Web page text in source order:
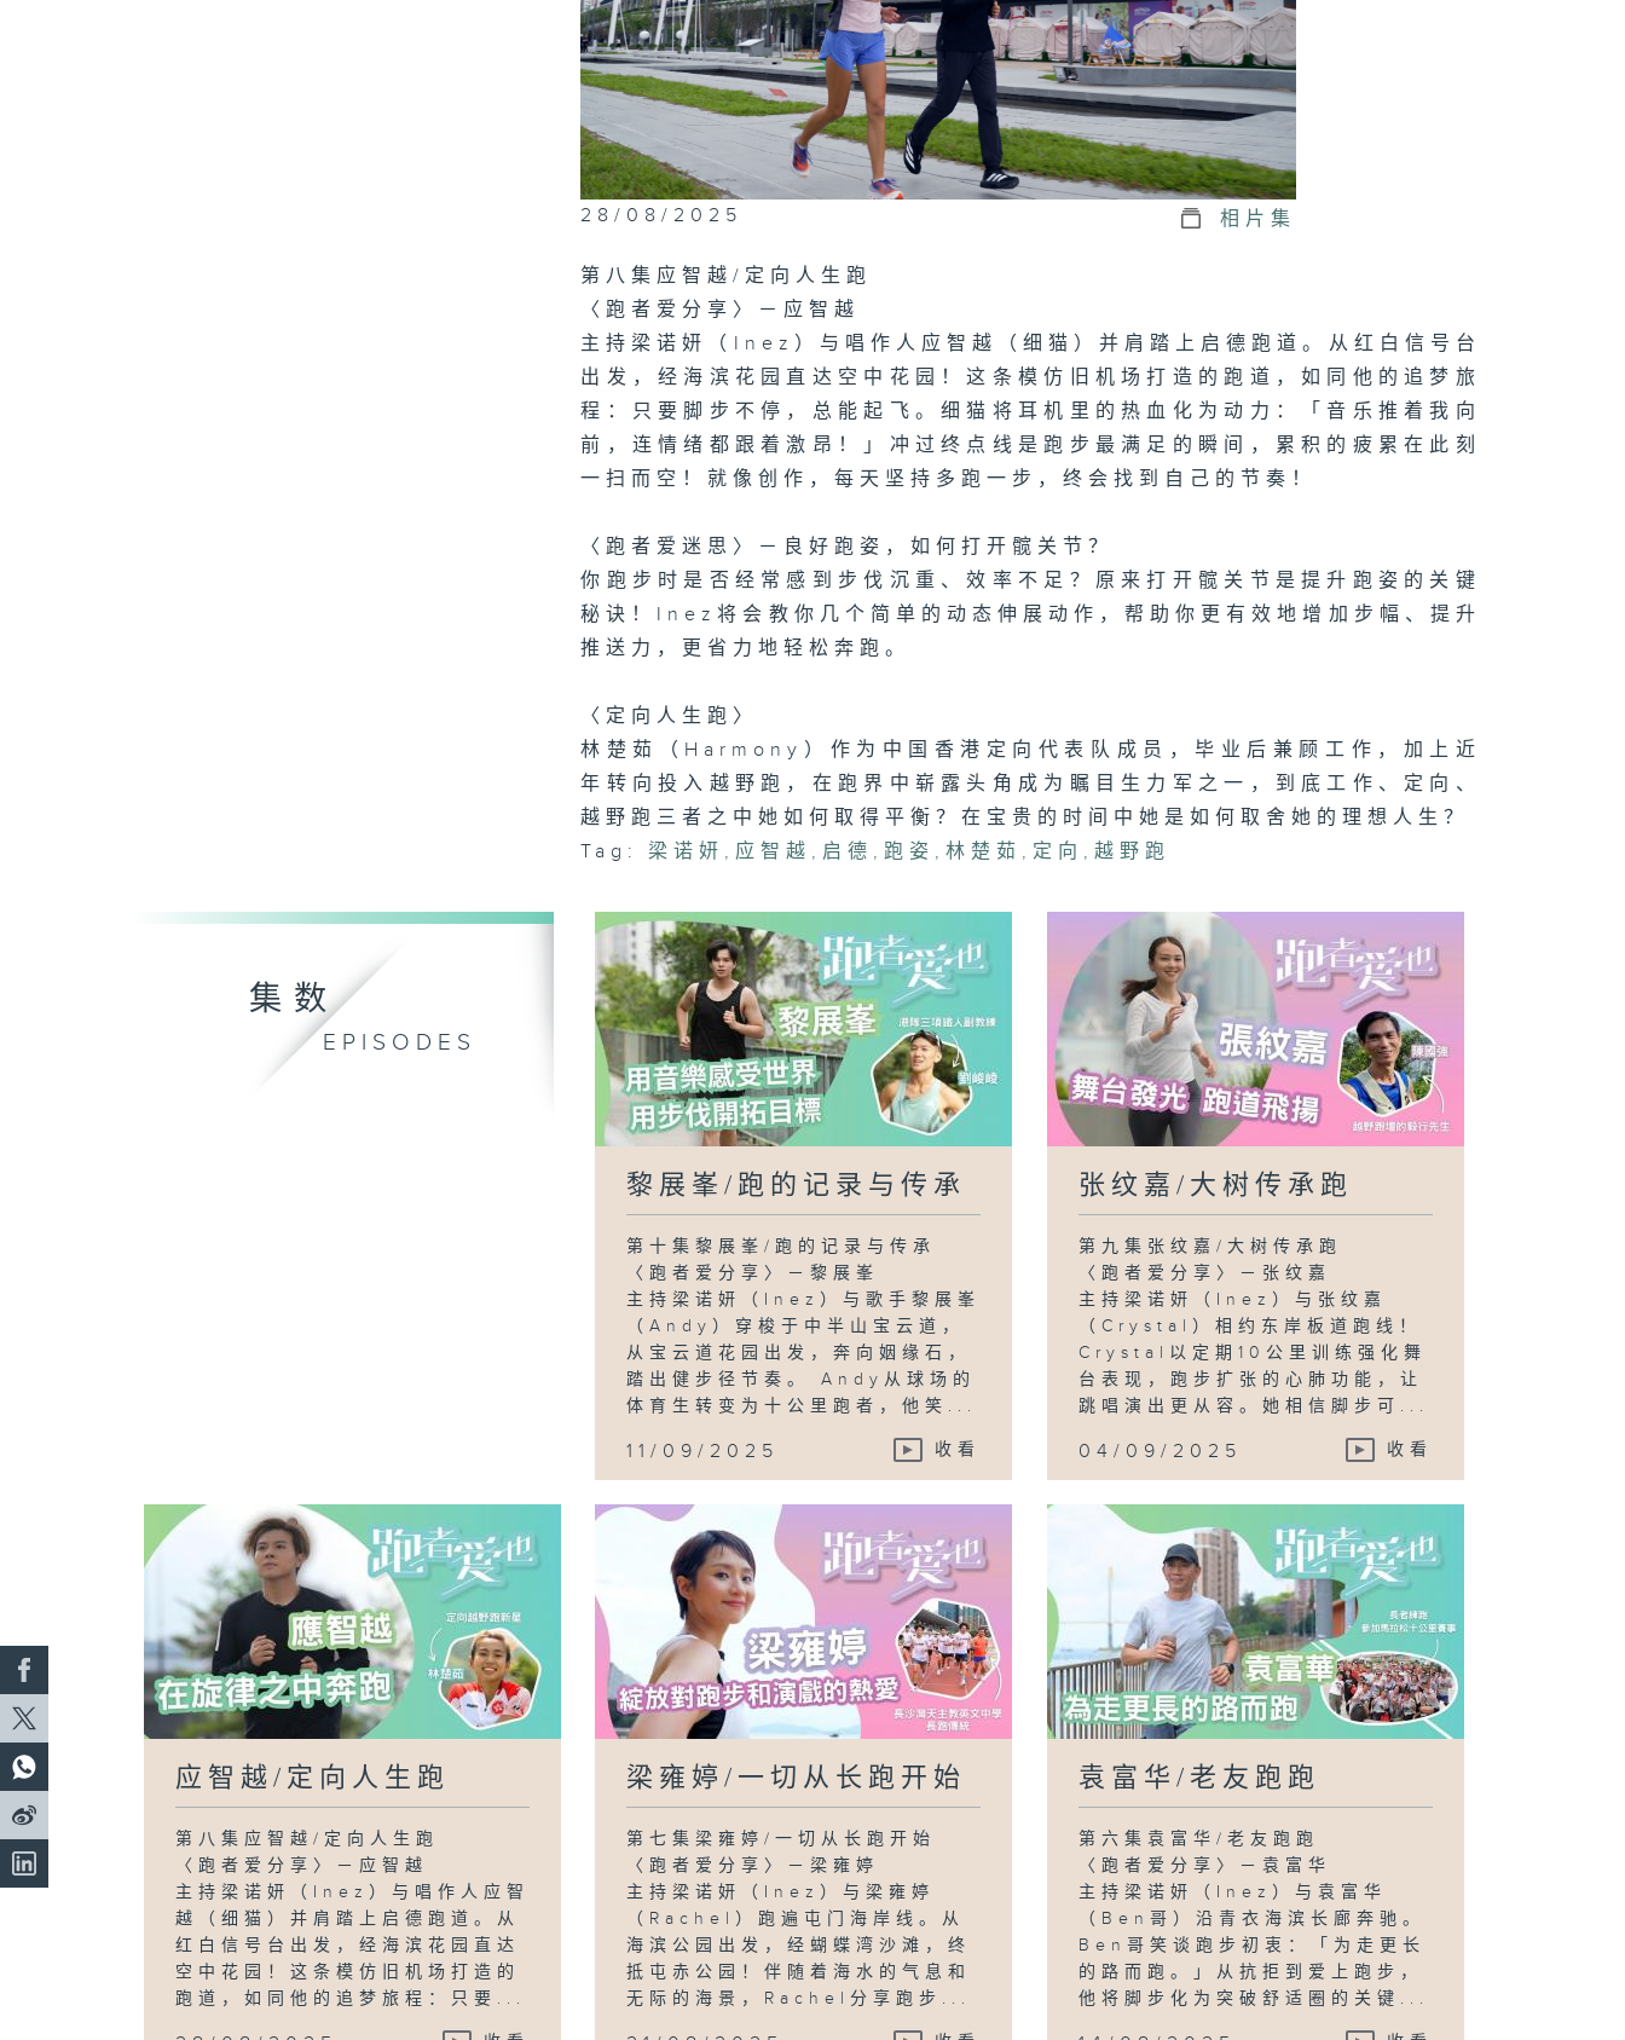
蔡一智/结伴跑
姜皓文/跑在黑暗
找到爱
28/08/2025 相片集
第八集应智越/定向人生跑
〈跑者爱分享〉－应智越
主持梁诺妍（Inez）与唱作人应智越（细猫）并肩踏上启德跑道。从红白信号台
出发，经海滨花园直达空中花园！这条模仿旧机场打造的跑道，如同他的追梦旅
程：只要脚步不停，总能起飞。细猫将耳机里的热血化为动力：「音乐推着我向
前，连情绪都跟着激昂！」冲过终点线是跑步最满足的瞬间，累积的疲累在此刻
一扫而空！就像创作，每天坚持多跑一步，终会找到自己的节奏！
〈跑者爱迷思〉－良好跑姿，如何打开髋关节？
你跑步时是否经常感到步伐沉重、效率不足？原来打开髋关节是提升跑姿的关键
秘诀！Inez将会教你几个简单的动态伸展动作，帮助你更有效地增加步幅、提升
推送力，更省力地轻松奔跑。
〈定向人生跑〉
林楚茹（Harmony）作为中国香港定向代表队成员，毕业后兼顾工作，加上近
年转向投入越野跑，在跑界中崭露头角成为瞩目生力军之一，到底工作、定向、
越野跑三者之中她如何取得平衡？在宝贵的时间中她是如何取舍她的理想人生？
Tag:
梁诺妍 ,应智越 , 启德 ,跑姿 ,林楚茹 ,定向 ,越野跑
集数
EPISODES
黎展峯/跑的记录与传承
第十集黎展峯/跑的记录与传承
〈跑者爱分享〉－黎展峯
主持梁诺妍（Inez）与歌手黎展峯
（Andy）穿梭于中半山宝云道，
从宝云道花园出发，奔向姻缘石，
踏出健步径节奏。 Andy从球场的
体育生转变为十公里跑者，他笑...
11/09/2025 收看
张纹嘉/大树传承跑
第九集张纹嘉/大树传承跑
〈跑者爱分享〉－张纹嘉
主持梁诺妍（Inez）与张纹嘉
（Crystal）相约东岸板道跑线！
Crystal以定期10公里训练强化舞
台表现，跑步扩张的心肺功能，让
跳唱演出更从容。她相信脚步可...
04/09/2025 收看
应智越/定向人生跑
第八集应智越/定向人生跑
〈跑者爱分享〉－应智越
主持梁诺妍（Inez）与唱作人应智
越（细猫）并肩踏上启德跑道。从
红白信号台出发，经海滨花园直达
空中花园！这条模仿旧机场打造的
跑道，如同他的追梦旅程：只要...
梁雍婷/一切从长跑开始
第七集梁雍婷/一切从长跑开始
〈跑者爱分享〉－梁雍婷
主持梁诺妍（Inez）与梁雍婷
（Rachel）跑遍屯门海岸线。从
海滨公园出发，经蝴蝶湾沙滩，终
抵屯赤公园！伴随着海水的气息和
无际的海景，Rachel分享跑步...
袁富华/老友跑跑
第六集袁富华/老友跑跑
〈跑者爱分享〉－袁富华
主持梁诺妍（Inez）与袁富华
（Ben哥）沿青衣海滨长廊奔驰。
Ben哥笑谈跑步初衷：「为走更长
的路而跑。」从抗拒到爱上跑步，
他将脚步化为突破舒适圈的关键...